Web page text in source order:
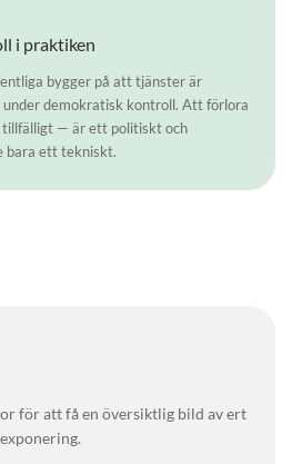
i praktiken
bygger på att tjänster är
under demokratisk kontroll. Att förlora
— är ett politiskt och
bara ett tekniskt.
för att få en översiktlig bild av ert